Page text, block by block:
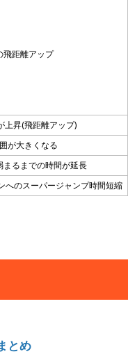
飛距離アップ
上昇(飛距離アップ)
が大きくなる
まるまでの時間が延長
へのスーパージャンプ時間短縮
とめ